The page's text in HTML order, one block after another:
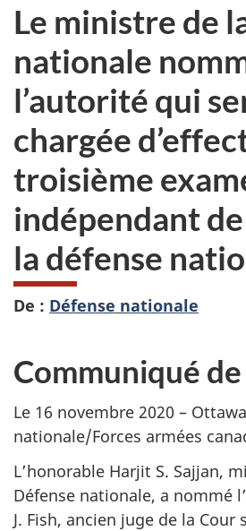
ici :
Le ministre de
nationale
l’autorité qui
chargée
troisième
indépendant
la défense
De : Défense nationale
Communiqué
Le 16 novembre 2020 –
nationale/Forces armées
L’honorable Harjit S. Sajjan,
Défense nationale, a nommé
J. Fish, ancien juge de la Cour